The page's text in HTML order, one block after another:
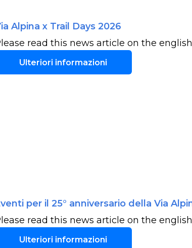
Alpina x Trail Days 2026
read this news article on the
Ulteriori informazioni
per il 25° anniversario della Via
read this news article on the
Ulteriori informazioni